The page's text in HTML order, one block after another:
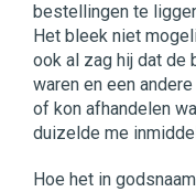
bestellingen te
Het bleek niet
ook al zag hij dat de
waren en een
of kon afhandelen
duizelde me
Hoe het in